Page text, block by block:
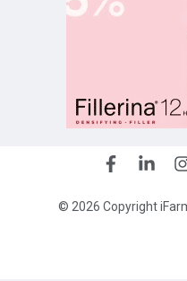
© 2026 Copyright